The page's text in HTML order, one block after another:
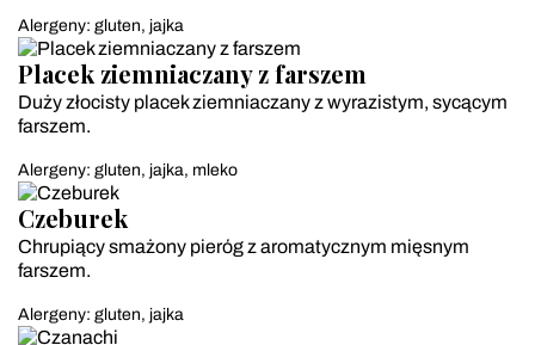
Alergeny: gluten, jajka
Placek ziemniaczany z farszem
Duży złocisty placek ziemniaczany z wyrazistym, sycącym
farszem.
Alergeny: gluten, jajka, mleko
Czeburek
Chrupiący smażony pieróg z aromatycznym mięsnym
farszem.
Alergeny: gluten, jajka